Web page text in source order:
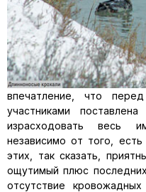
впечатление, что
участниками
израсходовать весь
независимо от того,
этих, так сказать,
ощутимый плюс
отсутствие